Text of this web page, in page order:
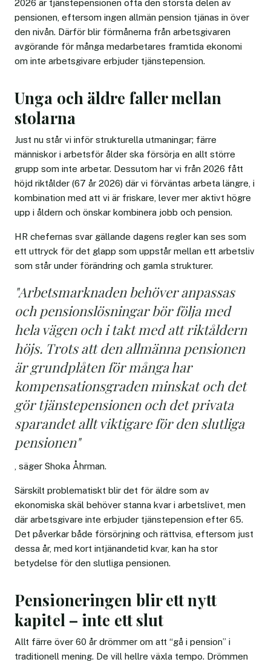
2026 är tjänstepensionen ofta den största delen av
pensionen, eftersom ingen allmän pension tjänas in över
den nivån. Därför blir förmånerna från arbetsgivaren
avgörande för många medarbetares framtida ekonomi
om inte arbetsgivare erbjuder tjänstepension.
Unga och äldre faller mellan
stolarna
Just nu står vi inför strukturella utmaningar; färre
människor i arbetsför ålder ska försörja en allt större
grupp som inte arbetar. Dessutom har vi från 2026 fått
höjd riktålder (67 år 2026) där vi förväntas arbeta längre, i
kombination med att vi är friskare, lever mer aktivt högre
upp i åldern och önskar kombinera jobb och pension.
HR chefernas svar gällande dagens regler kan ses som
ett uttryck för det glapp som uppstår mellan ett arbetsliv
som står under förändring och gamla strukturer.
"Arbetsmarknaden behöver anpassas
och pensionslösningar bör följa med
hela vägen och i takt med att riktåldern
höjs. Trots att den allmänna pensionen
är grundplåten för många har
kompensationsgraden minskat och det
gör tjänstepensionen och det privata
sparandet allt viktigare för den slutliga
pensionen"
, säger Shoka Åhrman.
Särskilt problematiskt blir det för äldre som av
ekonomiska skäl behöver stanna kvar i arbetslivet, men
där arbetsgivare inte erbjuder tjänstepension efter 65.
Det påverkar både försörjning och rättvisa, eftersom just
dessa år, med kort intjänandetid kvar, kan ha stor
betydelse för den slutliga pensionen.
Pensioneringen blir ett nytt
kapitel – inte ett slut
Allt färre över 60 år drömmer om att “gå i pension” i
traditionell mening. De vill hellre växla tempo. Drömmen